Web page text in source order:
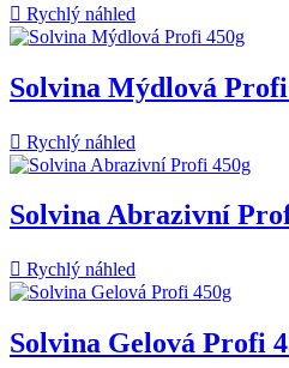
 Rychlý náhled
Solvina Mýdlová Profi
 Rychlý náhled
Solvina Abrazivní
 Rychlý náhled
Solvina Gelová Profi